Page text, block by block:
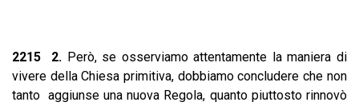
2215 2. Però, se osserviamo attentamente la maniera di
vivere della Chiesa primitiva, dobbiamo concludere che non
tanto aggiunse una nuova Regola, quanto piuttosto rinnovò